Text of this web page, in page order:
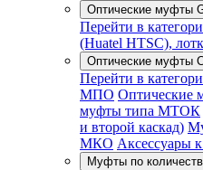
Оптические муфты
Перейти в
(Huatel HTSC),
Оптические муфты
Перейти в
МПО Оптические
муфты типа МТОК
и второй каскад)
МКО Аксессуары
Муфты по